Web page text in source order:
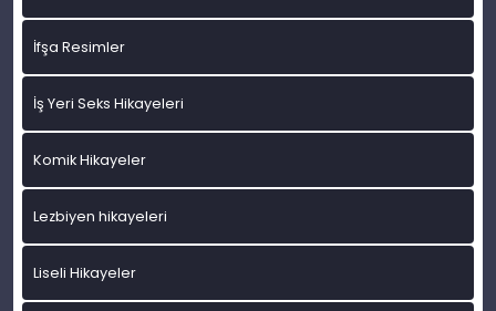
İfşa Resimler
İş Yeri Seks Hikayeleri
Komik Hikayeler
Lezbiyen hikayeleri
Liseli Hikayeler